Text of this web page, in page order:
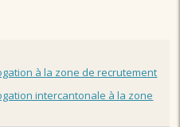
à la zone de recrutement
intercantonale à la zone